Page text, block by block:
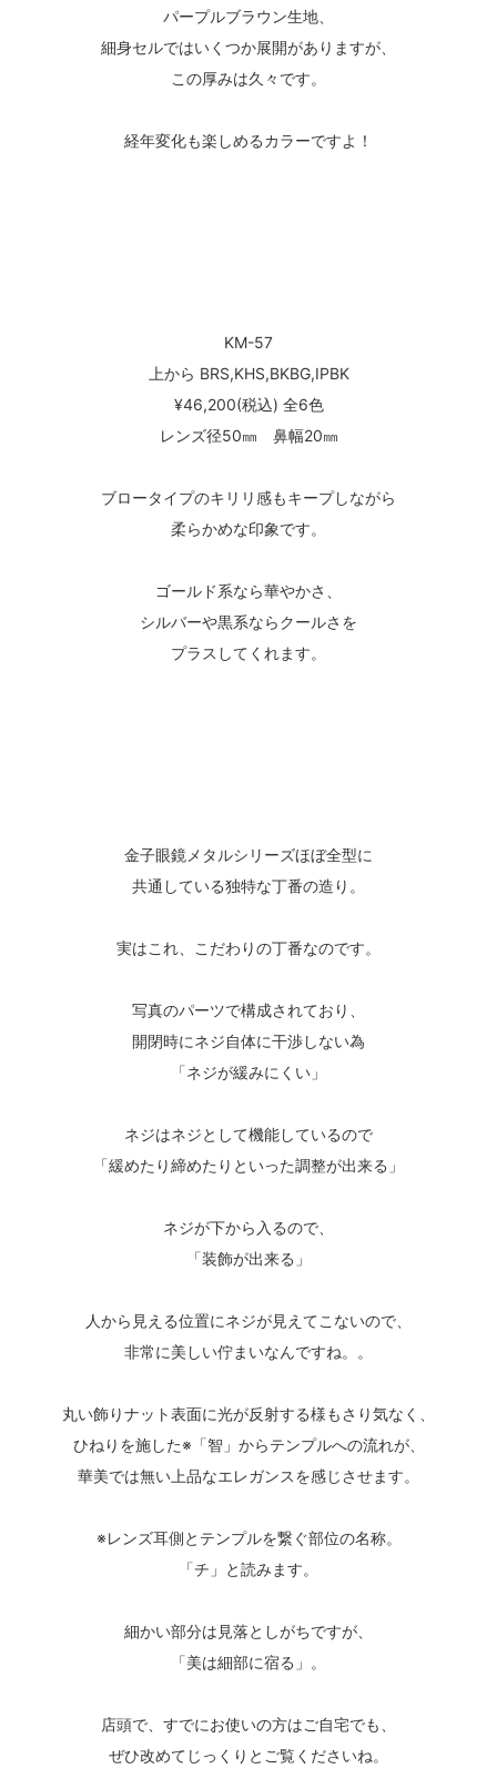
パープルブラウン生地、
細身セルではいくつか展開がありますが、
この厚みは久々です。
経年変化も楽しめるカラーですよ！
KM-57
上から BRS,KHS,BKBG,IPBK
¥46,200(税込) 全6色
レンズ径50㎜ 鼻幅20㎜
ブロータイプのキリリ感もキープしながら
柔らかめな印象です。
ゴールド系なら華やかさ、
シルバーや黒系ならクールさを
プラスしてくれます。
金子眼鏡メタルシリーズほぼ全型に
共通している独特な丁番の造り。
実はこれ、こだわりの丁番なのです。
写真のパーツで構成されており、
開閉時にネジ自体に干渉しない為
「ネジが緩みにくい」
ネジはネジとして機能しているので
「緩めたり締めたりといった調整が出来る」
ネジが下から入るので、
「装飾が出来る」
人から見える位置にネジが見えてこないので、
非常に美しい佇まいなんですね。。
丸い飾りナット表面に光が反射する様もさり気なく、
ひねりを施した※「智」からテンプルへの流れが、
華美では無い上品なエレガンスを感じさせます。
※レンズ耳側とテンプルを繋ぐ部位の名称。
「チ」と読みます。
細かい部分は見落としがちですが、
「美は細部に宿る」。
店頭で、すでにお使いの方はご自宅でも、
ぜひ改めてじっくりとご覧くださいね。